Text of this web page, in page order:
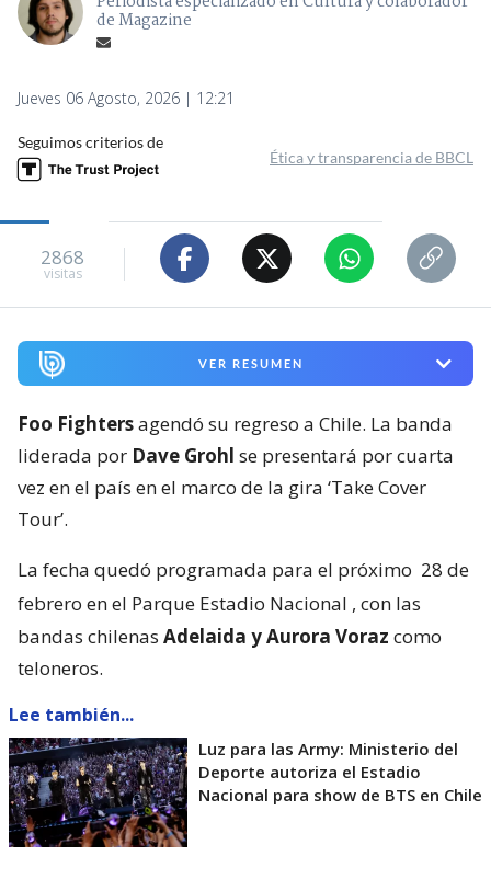
de Magazine
Jueves 06 Agosto, 2026 | 12:21
Seguimos criterios de
Ética y transparencia de BBCL
2868
visitas
VER RESUMEN
Foo Fightersagendó su regreso a Chile. La banda
liderada por Dave Grohl se presentará por cuarta
vez en el país en el marco de la gira ‘Take Cover
Tour’.
La fecha quedó programada para el próximo 28 de
febrero en el Parque Estadio Nacional , con las
bandas chilenas Adelaida y Aurora Voraz como
teloneros.
Lee también...
Luz para las Army: Ministerio del
Deporte autoriza el Estadio
Nacional para show de BTS en Chile